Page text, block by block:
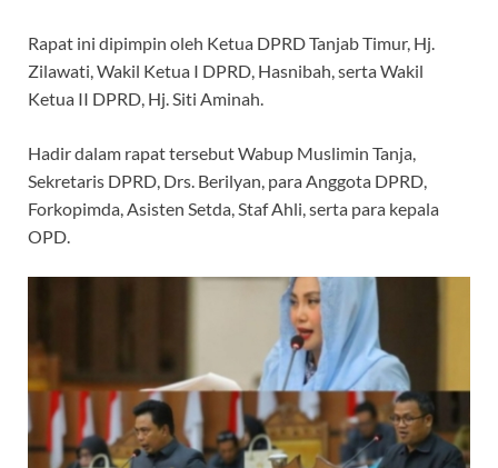
Rapat ini dipimpin oleh Ketua DPRD Tanjab Timur, Hj.
Zilawati, Wakil Ketua I DPRD, Hasnibah, serta Wakil
Ketua II DPRD, Hj. Siti Aminah.
Hadir dalam rapat tersebut Wabup Muslimin Tanja,
Sekretaris DPRD, Drs. Berilyan, para Anggota DPRD,
Forkopimda, Asisten Setda, Staf Ahli, serta para kepala
OPD.